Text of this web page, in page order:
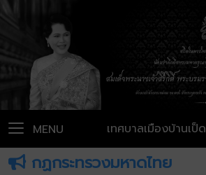
เทศบาลเมืองบ้านเป็ด
MENU
กฏกระทรวงมหาดไทย